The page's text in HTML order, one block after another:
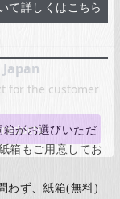
て詳しくはこちら
がお選びいただ
箱もご用意してお
わず、紙箱(無料)